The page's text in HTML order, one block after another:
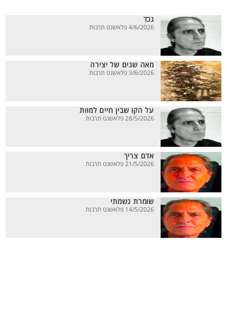
נכד
4/6/2026 פלאשנט תרבות
מאה שנים של יצירה
3/6/2026 פלאשנט תרבות
על הקו שבין חיים למוות
28/5/2026 פלאשנט תרבות
אדם צריך
21/5/2026 פלאשנט תרבות
שומרת נשמתי
14/5/2026 פלאשנט תרבות